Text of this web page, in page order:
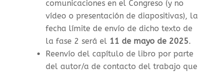
comunicaciones en el Congreso (y no
vídeo o presentación de diapositivas), la
fecha límite de envío de dicho texto de
la fase 2 será el 11 de mayo de 2025.
Reenvío del capítulo de libro por parte
del autor/a de contacto del trabajo que